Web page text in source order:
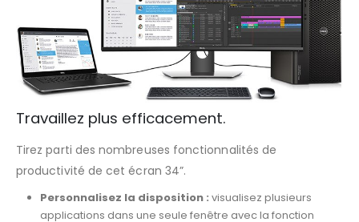
Travaillez plus efficacement.
Tirez parti des nombreuses fonctionnalités de
productivité de cet écran 34”.
Personnalisez la disposition : visualisez plusieurs
applications dans une seule fenêtre avec la fonction